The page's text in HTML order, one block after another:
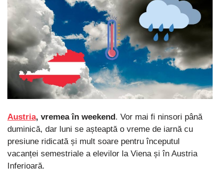
Austria, vremea în weekend. Vor mai fi ninsori până
duminică, dar luni se așteaptă o vreme de iarnă cu
presiune ridicată și mult soare pentru începutul
vacanței semestriale a elevilor la Viena și în Austria
Inferioară.